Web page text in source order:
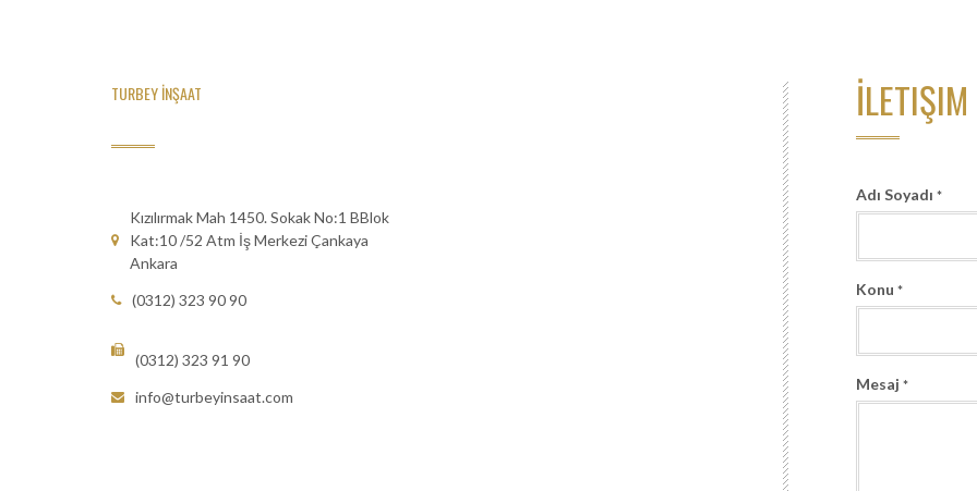
TURBEY İNŞAAT
Kızılırmak Mah 1450. Sokak No:1 BBlok
Kat:10 /52 Atm İş Merkezi Çankaya
Ankara
(0312) 323 90 90
(0312) 323 91 90
info@turbeyinsaat.com
Adı Soyadı *
Konu *
Mesaj *